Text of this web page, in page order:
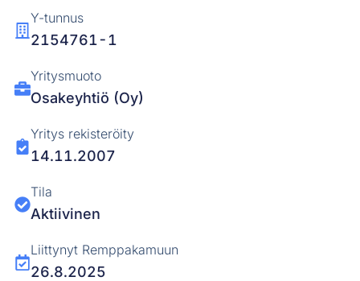
Y-tunnus
2154761-1
Yritysmuoto
Osakeyhtiö (Oy)
Yritys rekisteröity
14.11.2007
Tila
Aktiivinen
Liittynyt Remppakamuun
26.8.2025